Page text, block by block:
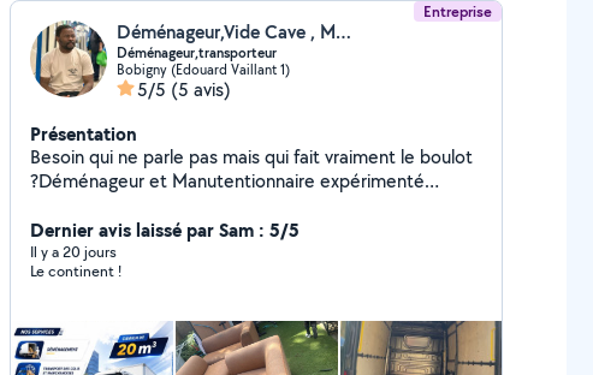
Entreprise
Déménageur,Vide Cave , Manutention
Déménageur,transporteur
Bobigny (Edouard Vaillant 1)
5/5 (5 avis)
Présentation
Besoin qui ne parle pas mais qui fait vraiment le boulot
?Déménageur et Manutentionnaire expérimenté
Z: chargement , déchargements Sans perte de temps
ni mauvaise surprise. - fiable - rapide - Equipé Que ce
soit un petit volume ou un déménagement complet je
Dernier avis laissé par Sam : 5/5
Il y a 20 jours
Le continent !